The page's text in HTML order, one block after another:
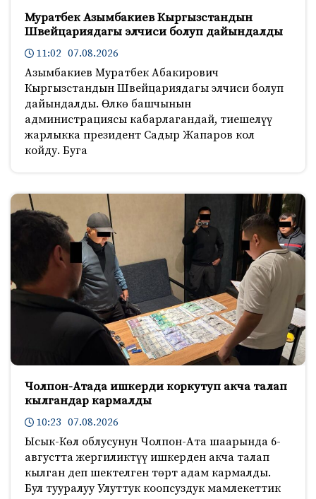
Муратбек Азымбакиев Кыргызстандын
Швейцариядагы элчиси болуп дайындалды
11:02 07.08.2026
Азымбакиев Муратбек Абакирович
Кыргызстандын Швейцариядагы элчиси болуп
дайындалды. Өлкө башчынын
администрациясы кабарлагандай, тиешелүү
жарлыкка президент Садыр Жапаров кол
койду. Буга
Чолпон-Атада ишкерди коркутуп акча талап
кылгандар кармалды
10:23 07.08.2026
Ысык-Көл облусунун Чолпон-Ата шаарында 6-
августта жергиликтүү ишкерден акча талап
кылган деп шектелген төрт адам кармалды.
Бул тууралуу Улуттук коопсуздук мамлекеттик